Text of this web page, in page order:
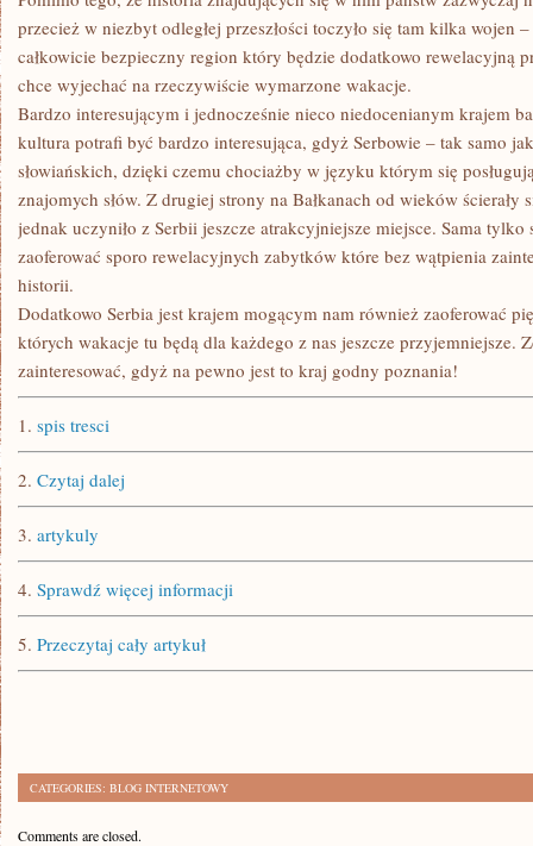
przecież w niezbyt odległej przeszłości toczyło się tam kilka wojen
całkowicie bezpieczny region który będzie dodatkowo rewelacyjną
chce wyjechać na rzeczywiście wymarzone wakacje.
Bardzo interesującym i jednocześnie nieco niedocenianym krajem
kultura potrafi być bardzo interesująca, gdyż Serbowie – tak samo
słowiańskich, dzięki czemu chociażby w języku którym się
znajomych słów. Z drugiej strony na Bałkanach od wieków ścierały
jednak uczyniło z Serbii jeszcze atrakcyjniejsze miejsce. Sama
zaoferować sporo rewelacyjnych zabytków które bez wątpienia
historii.
Dodatkowo Serbia jest krajem mogącym nam również zaoferować
których wakacje tu będą dla każdego z nas jeszcze przyjemniejsze.
zainteresować, gdyż na pewno jest to kraj godny poznania!
1. spis tresci
2. Czytaj dalej
3. artykuly
4. Sprawdź więcej informacji
5. Przeczytaj cały artykuł
CATEGORIES: BLOG INTERNETOWY
Comments are closed.